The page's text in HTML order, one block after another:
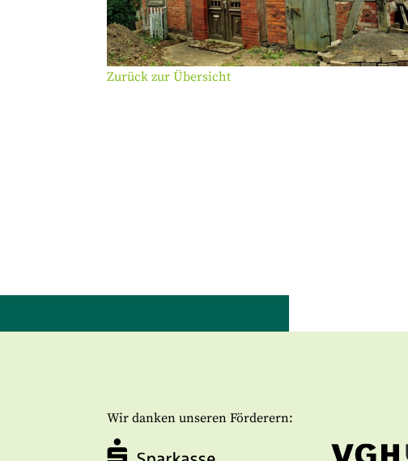
Zurück zur Übersicht
Wir danken unseren Förderern: